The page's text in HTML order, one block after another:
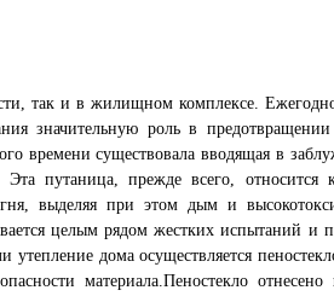
так и в жилищном комплексе.
значительную роль в
времени существовала вводящая в
путаница, прежде всего, относится
выделяя при этом дым и
целым рядом жестких испытаний и
дома осуществляется
материала.Пеностекло